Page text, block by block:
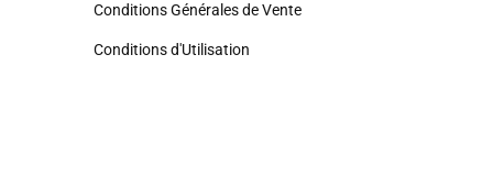
Conditions Générales de Vente
Conditions d'Utilisation